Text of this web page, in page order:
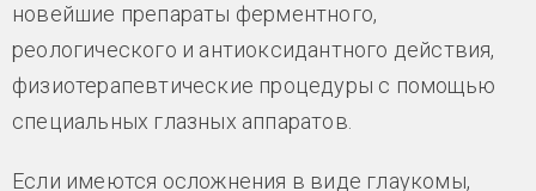
новейшие препараты ферментного,
реологического и антиоксидантного действия,
физиотерапевтические процедуры с помощью
специальных глазных аппаратов.
Если имеются осложнения в виде глаукомы,